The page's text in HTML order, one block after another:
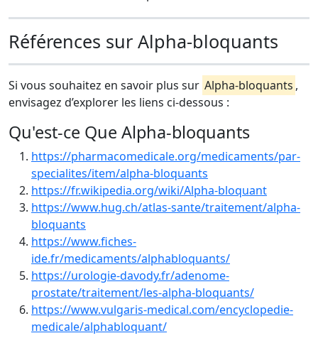
Références sur Alpha-bloquants
Si vous souhaitez en savoir plus sur Alpha-bloquants ,
envisagez d’explorer les liens ci-dessous :
Qu'est-ce Que Alpha-bloquants
https://pharmacomedicale.org/medicaments/par-
specialites/item/alpha-bloquants
https://fr.wikipedia.org/wiki/Alpha-bloquant
https://www.hug.ch/atlas-sante/traitement/alpha-
bloquants
https://www.fiches-
ide.fr/medicaments/alphabloquants/
https://urologie-davody.fr/adenome-
prostate/traitement/les-alpha-bloquants/
https://www.vulgaris-medical.com/encyclopedie-
medicale/alphabloquant/